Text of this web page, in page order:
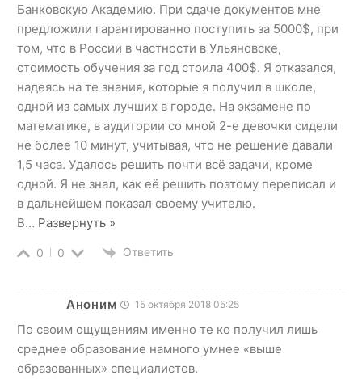
Банковскую Академию. При сдаче документов мне
предложили гарантированно поступить за 5000$, при
том, что в России в частности в Ульяновске,
стоимость обучения за год стоила 400$. Я отказался,
надеясь на те знания, которые я получил в школе,
одной из самых лучших в городе. На экзамене по
математике, в аудитории со мной 2-е девочки сидели
не более 10 минут, учитывая, что не решение давали
1,5 часа. Удалось решить почти всё задачи, кроме
одной. Я не знал, как её решить поэтому переписал и
в дальнейшем показал своему учителю.
В… Развернуть »
0 0 Ответить
Аноним 15 октября 2018 05:25
По своим ощущениям именно те ко получил лишь
среднее образование намного умнее «выше
образованных» специалистов.